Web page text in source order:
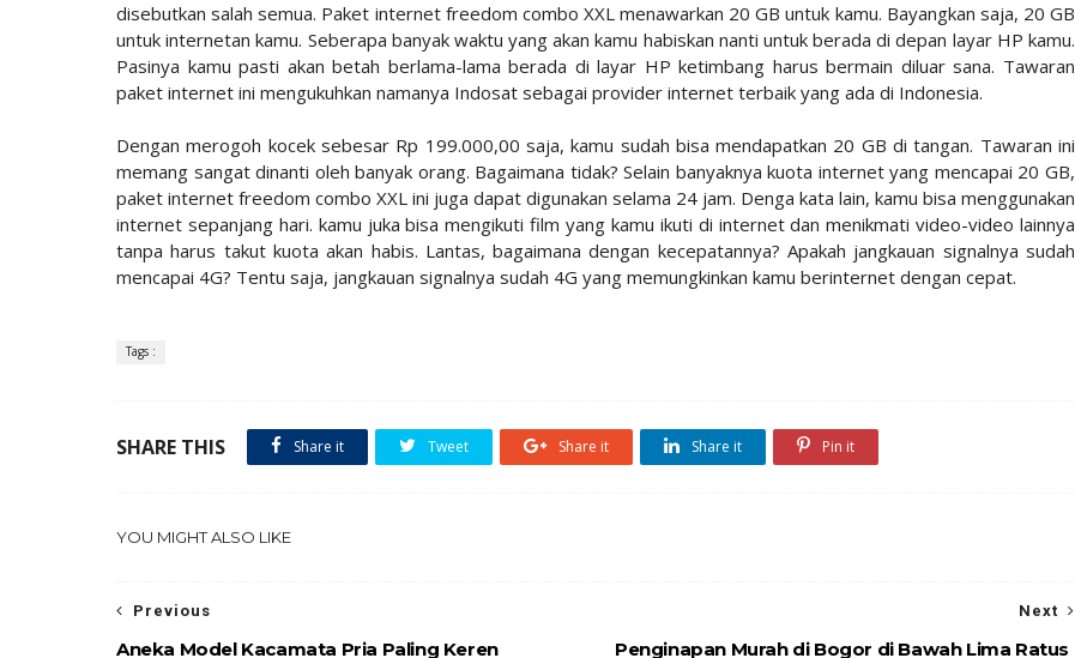
disebutkan salah semua. Paket internet freedom combo XXL menawarkan 20 GB untuk kamu. Bayangkan saja, 20 GB
untuk internetan kamu. Seberapa banyak waktu yang akan kamu habiskan nanti untuk berada di depan layar HP kamu.
Pasinya kamu pasti akan betah berlama-lama berada di layar HP ketimbang harus bermain diluar sana. Tawaran
paket internet ini mengukuhkan namanya Indosat sebagai provider internet terbaik yang ada di Indonesia.
Dengan merogoh kocek sebesar Rp 199.000,00 saja, kamu sudah bisa mendapatkan 20 GB di tangan. Tawaran ini
memang sangat dinanti oleh banyak orang. Bagaimana tidak? Selain banyaknya kuota internet yang mencapai 20 GB,
paket internet freedom combo XXL ini juga dapat digunakan selama 24 jam. Denga kata lain, kamu bisa menggunakan
internet sepanjang hari. kamu juka bisa mengikuti film yang kamu ikuti di internet dan menikmati video-video lainnya
tanpa harus takut kuota akan habis. Lantas, bagaimana dengan kecepatannya? Apakah jangkauan signalnya sudah
mencapai 4G? Tentu saja, jangkauan signalnya sudah 4G yang memungkinkan kamu berinternet dengan cepat.
Tags :
SHARE THIS Share it Tweet Share it Share it Pin it
YOU MIGHT ALSO LIKE
Next
Penginapan Murah di Bogor di Bawah Lima Ratus
Previous
Aneka Model Kacamata Pria Paling Keren